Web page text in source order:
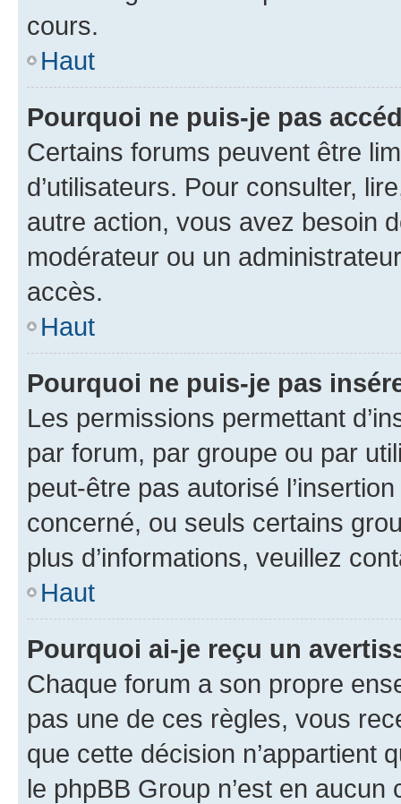
cours.
Haut
Pourquoi ne puis-je pas
Certains forums peuvent être
d’utilisateurs. Pour consulter,
autre action, vous avez besoin
modérateur ou un
accès.
Haut
Pourquoi ne puis-je pas
Les permissions permettant
par forum, par groupe ou par
peut-être pas autorisé
concerné, ou seuls certains
plus d’informations, veuillez
Haut
Pourquoi ai-je reçu un
Chaque forum a son propre
pas une de ces règles, vous
que cette décision n’appartient
le phpBB Group n’est en